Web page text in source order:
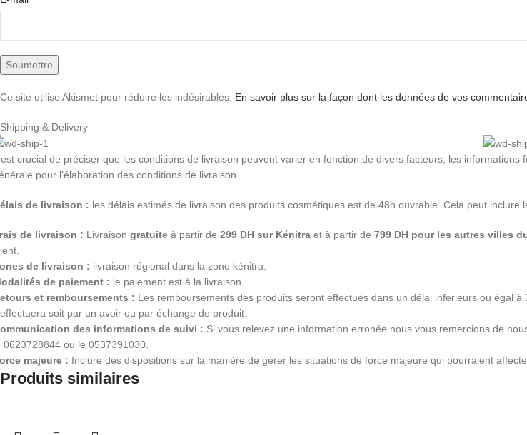
Ce site utilise Akismet pour réduire les indésirables. En savoir plus sur la façon dont les données de vos
Shipping & Delivery
crucial de préciser que les conditions de livraison peuvent varier en fonction de divers facteurs, les
pour l'élaboration des conditions de livraison
de livraison : les délais estimés de livraison des produits cosmétiques est de 48h ouvrable. Cela peut
de livraison : Livraison gratuite à partir de 299 DH sur Kénitra et à partir de 799 DH pour les autres villes
de livraison : livraison régional dans la zone kénitra.
de paiement : le paiement est à la livraison.
et remboursements : Les remboursements des produits seront effectués dans un délai inferieurs ou égal
soit par un avoir ou par échange de produit.
des informations de suivi : Si vous relevez une information erronée nous vous remercions de
0623728844 ou le 0537391030.
majeure : Inclure des dispositions sur la manière de gérer les situations de force majeure qui pourraient
Produits similaires